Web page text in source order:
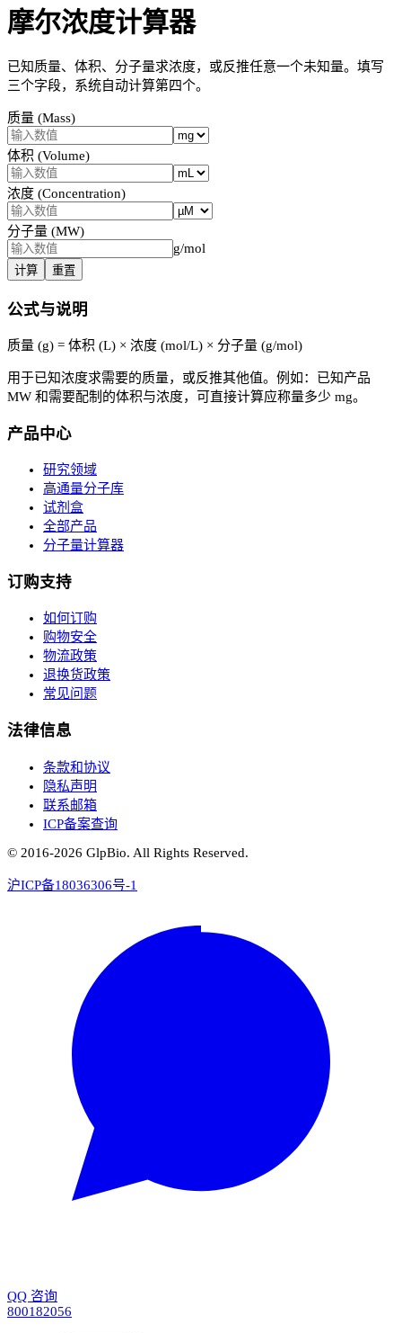
摩尔浓度计算器
已知质量、体积、分子量求浓度，或反推任意一个未知量。填写
三个字段，系统自动计算第四个。
质量 (Mass)
体积 (Volume)
浓度 (Concentration)
分子量 (MW)
g/mol
计算 重置
公式与说明
质量 (g) = 体积 (L) × 浓度 (mol/L) × 分子量 (g/mol)
用于已知浓度求需要的质量，或反推其他值。例如：已知产品
MW 和需要配制的体积与浓度，可直接计算应称量多少 mg。
产品中心
研究领域
高通量分子库
试剂盒
全部产品
分子量计算器
订购支持
如何订购
购物安全
物流政策
退换货政策
常见问题
法律信息
条款和协议
隐私声明
联系邮箱
ICP备案查询
© 2016-2026 GlpBio. All Rights Reserved.
沪ICP备18036306号-1
QQ 咨询
800182056